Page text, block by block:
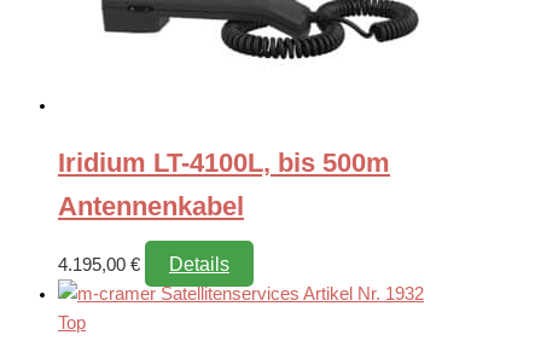
Iridium LT-4100L, bis 500m
Antennenkabel
4.195,00 € Details
Top